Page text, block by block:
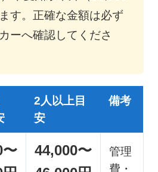
す。正確な金額は必ず
ーへ確認してくださ
2人以上目
安
備考
〜
44,000〜
管理
費・